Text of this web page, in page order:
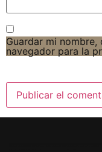
Guardar mi
navegador para la